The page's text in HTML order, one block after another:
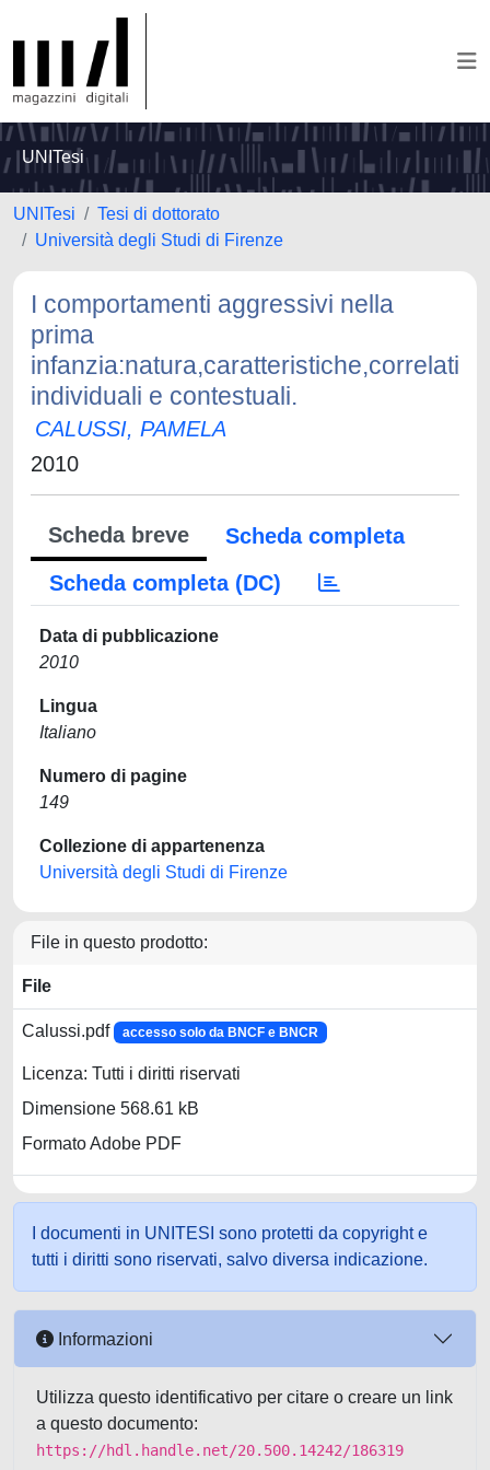
UNITesi
UNITesi
Tesi di dottorato
Università degli Studi di Firenze
I comportamenti aggressivi nella
prima
infanzia:natura,caratteristiche,correlati
individuali e contestuali.
CALUSSI, PAMELA
2010
Scheda breve
Scheda completa
Scheda completa (DC)
Data di pubblicazione
2010
Lingua
Italiano
Numero di pagine
149
Collezione di appartenenza
Università degli Studi di Firenze
File in questo prodotto:
File
Calussi.pdf accesso solo da BNCF e BNCR
Licenza: Tutti i diritti riservati
Dimensione 568.61 kB
Formato Adobe PDF
I documenti in UNITESI sono protetti da copyright e
tutti i diritti sono riservati, salvo diversa indicazione.
Informazioni
Utilizza questo identificativo per citare o creare un link
a questo documento:
https://hdl.handle.net/20.500.14242/186319